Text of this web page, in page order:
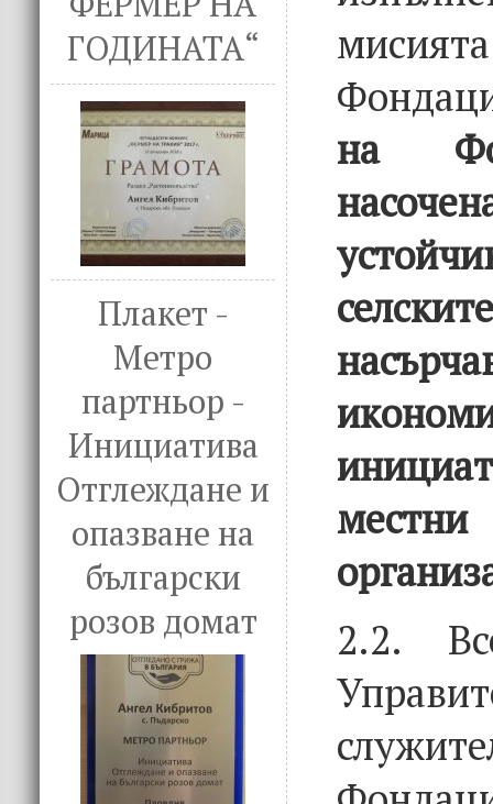
ГОДИНАТА“
Плакет -
Метро
партньор -
Инициатива
Отглеждане и
опазване на
български
розов домат
на
2.2.